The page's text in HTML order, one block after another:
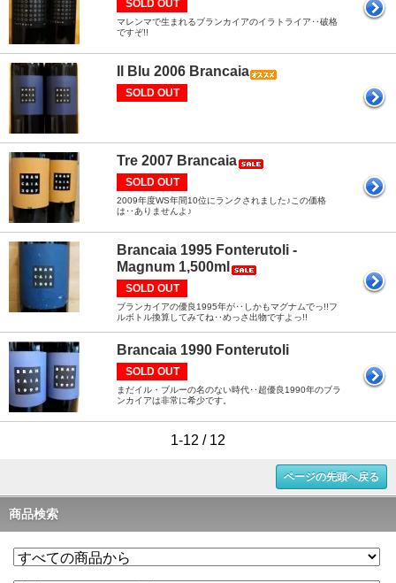
SOLD OUT
マレンマで生まれるブランカイアのイラトライア‥破格
ですぞ!!
Il Blu 2006 Brancaia
SOLD OUT
Tre 2007 Brancaia
SOLD OUT
2009年度WS年間10位にランクされました♪この価格
は‥ありませんよ♪
Brancaia 1995 Fonterutoli -
Magnum 1,500ml
SOLD OUT
ブランカイアの優良1995年が‥しかもマグナムでっ!!フ
ルボトル換算してみてね‥めっさ出物ですよっ!!
Brancaia 1990 Fonterutoli
SOLD OUT
まだイル・ブルーの名のない時代‥超優良1990年のブラ
ンカイアは非常に希少です。
1-12 / 12
ページの先頭へ戻る
商品検索